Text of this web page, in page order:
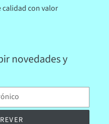
calidad con valor
novedades y